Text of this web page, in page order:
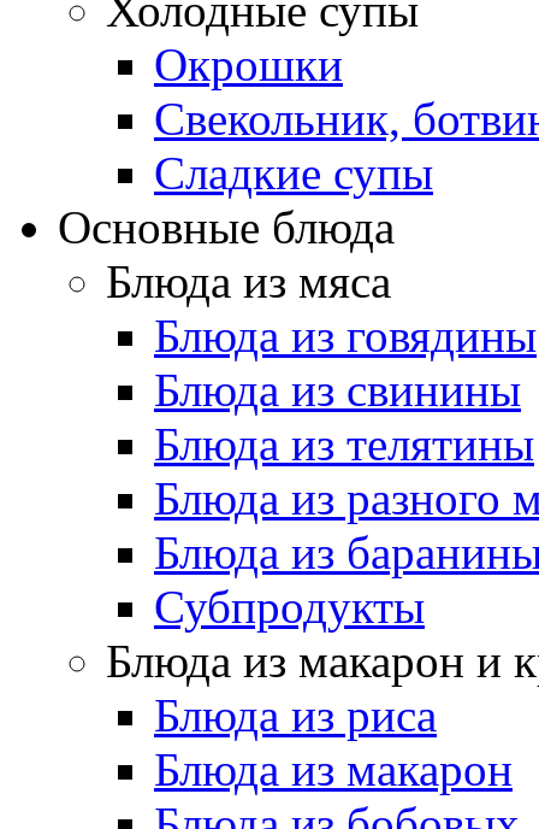
Окрошки
Свекольник,
Cладкие супы
Основные блюда
Блюда из мяса
Блюда из говядины
Блюда из свинины
Блюда из телятины
Блюда из разного
Блюда из
Субпродукты
Блюда из макарон и
Блюда из риса
Блюда из макарон